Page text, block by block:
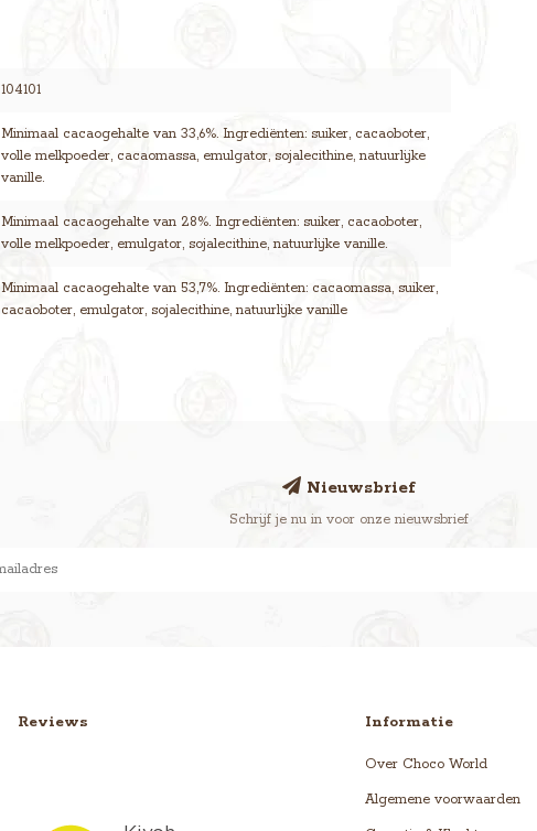
104101
Minimaal cacaogehalte van 33,6%. Ingrediënten: suiker, cacaoboter,
volle melkpoeder, cacaomassa, emulgator, sojalecithine, natuurlijke
vanille.
Minimaal cacaogehalte van 28%. Ingrediënten: suiker, cacaoboter,
volle melkpoeder, emulgator, sojalecithine, natuurlijke vanille.
Minimaal cacaogehalte van 53,7%. Ingrediënten: cacaomassa, suiker,
cacaoboter, emulgator, sojalecithine, natuurlijke vanille
Nieuwsbrief
Schrijf je nu in voor onze nieuwsbrief
Reviews Informatie
Over Choco World
Algemene voorwaarden